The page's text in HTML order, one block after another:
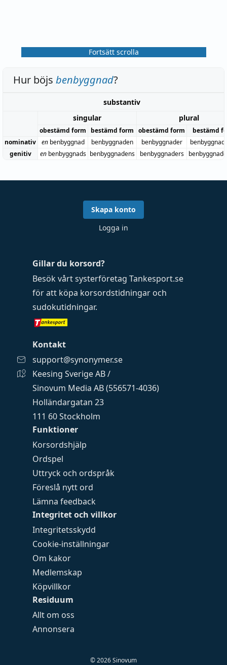
Fortsätt scrolla
Hur böjs benbyggnad?
substantiv
singular
plural
obestämd form bestämd form obestämd form
bestämd
nominativ
enbenbyggnad benbyggnaden benbyggnader
genitiv
enbenbyggnads benbyggnadens benbyggnaders
Funktioner
Korsordshjälp
Ordspel
Uttryck och ordspråk
Föreslå nytt ord
Lämna feedback
Integritet och villkor
Integritetsskydd
Cookie-inställningar
Om kakor
Medlemskap
Köpvillkor
Residuum
Allt om oss
Annonsera
Gillar du korsord?
Besök vårt systerföretag Tankesport.se
för att köpa korsordstidningar och
sudokutidningar.
Kontakt
support@synonymer.se
Keesing Sverige AB /
Sinovum Media AB (556571-4036)
Holländargatan 23
111 60 Stockholm
Skapa konto
Logga in
©2026Sinovum